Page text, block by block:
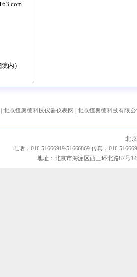
内）
北京恒奥德科技仪器仪表网 北京恒奥德科技有限
北
电话：010-51666919/51666869 传真：010-
地址：北京市海淀区西三环北路87号